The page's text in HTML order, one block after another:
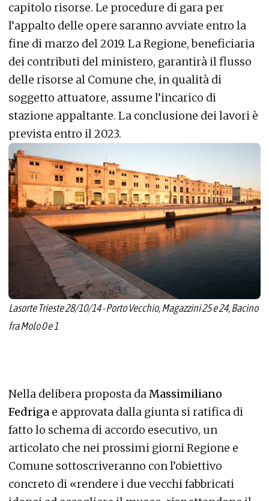
capitolo risorse. Le procedure di gara per
l’appalto delle opere saranno avviate entro la
fine di marzo del 2019. La Regione, beneficiaria
dei contributi del ministero, garantirà il flusso
delle risorse al Comune che, in qualità di
soggetto attuatore, assume l’incarico di
stazione appaltante. La conclusione dei lavori è
prevista entro il 2023.
Lasorte Trieste 28/10/14 - Porto Vecchio, Magazzini 25 e 24, Bacino
fra Molo 0 e 1
Nella delibera proposta daMassimiliano
Fedriga e approvata dalla giunta si ratifica di
fatto lo schema di accordo esecutivo, un
articolato che nei prossimi giorni Regione e
Comune sottoscriveranno con l’obiettivo
concreto di «rendere i due vecchi fabbricati